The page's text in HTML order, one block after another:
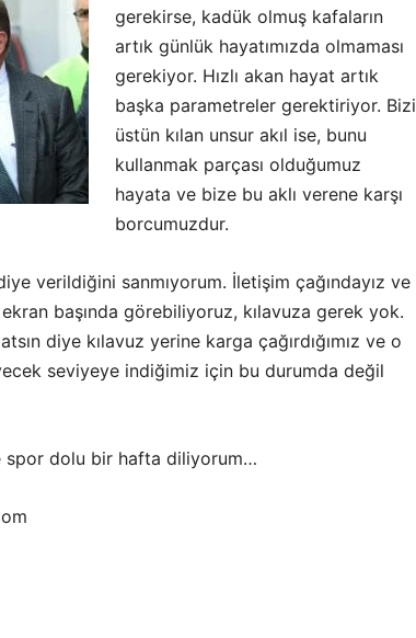
gerekirse, kadük olmuş kafaların
artık günlük hayatımızda olmaması
gerekiyor. Hızlı akan hayat artık
başka parametreler gerektiriyor. Bizi
üstün kılan unsur akıl ise, bunu
kullanmak parçası olduğumuz
hayata ve bize bu aklı verene karşı
borcumuzdur.
verildiğini sanmıyorum. İletişim çağındayız ve
ekran başında görebiliyoruz, kılavuza gerek yok.
diye kılavuz yerine karga çağırdığımız ve o
seviyeye indiğimiz için bu durumda değil
spor dolu bir hafta diliyorum…